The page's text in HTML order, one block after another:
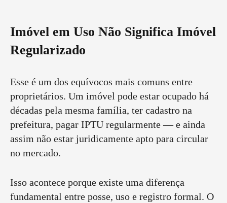
Imóvel em Uso Não Significa Imóvel
Regularizado
Esse é um dos equívocos mais comuns entre
proprietários. Um imóvel pode estar ocupado há
décadas pela mesma família, ter cadastro na
prefeitura, pagar IPTU regularmente — e ainda
assim não estar juridicamente apto para circular
no mercado.
Isso acontece porque existe uma diferença
fundamental entre posse, uso e registro formal. O